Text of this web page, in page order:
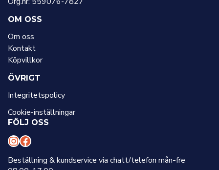
OM OSS
Om oss
Kontakt
Köpvillkor
ÖVRIGT
Integritetspolicy
Cookie-inställningar
FÖLJ OSS
I
n
F
a
Beställning & kundservice via chatt/telefon mån-fre